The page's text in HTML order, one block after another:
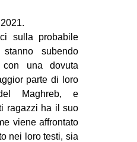
sulla probabile
subendo
una dovuta
parte di loro
Maghreb, e
ragazzi ha il suo
viene affrontato
nei loro testi, sia